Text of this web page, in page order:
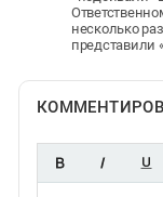
несколько
представили